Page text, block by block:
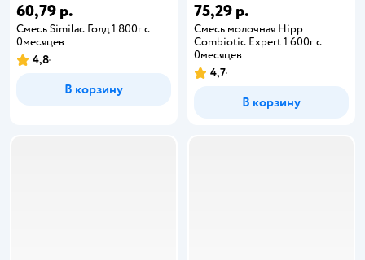
60,79 р.
Смесь Similac Голд 1 800г с
0месяцев
4,8
В корзину
75,29 р.
Смесь молочная Hipp
Combiotic Expert 1 600г c
0месяцев
4,7
В корзину